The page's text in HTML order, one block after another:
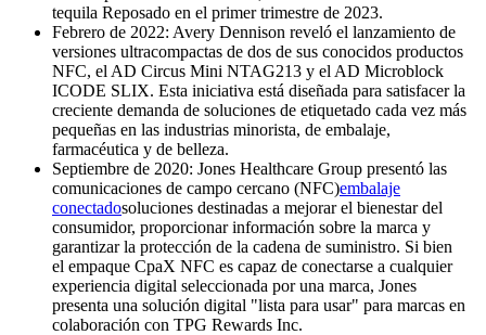
tequila Reposado en el primer trimestre de 2023.
Febrero de 2022: Avery Dennison reveló el lanzamiento de
versiones ultracompactas de dos de sus conocidos productos
NFC, el AD Circus Mini NTAG213 y el AD Microblock
ICODE SLIX. Esta iniciativa está diseñada para satisfacer la
creciente demanda de soluciones de etiquetado cada vez más
pequeñas en las industrias minorista, de embalaje,
farmacéutica y de belleza.
Septiembre de 2020: Jones Healthcare Group presentó las
comunicaciones de campo cercano (NFC)embalaje
conectadosoluciones destinadas a mejorar el bienestar del
consumidor, proporcionar información sobre la marca y
garantizar la protección de la cadena de suministro. Si bien
el empaque CpaX NFC es capaz de conectarse a cualquier
experiencia digital seleccionada por una marca, Jones
presenta una solución digital "lista para usar" para marcas en
colaboración con TPG Rewards Inc.